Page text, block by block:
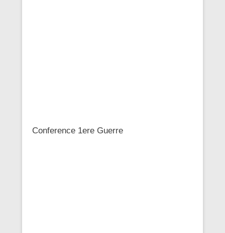
Conference 1ere Guerre